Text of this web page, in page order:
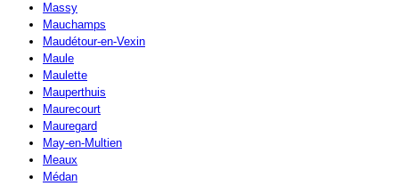
Massy
Mauchamps
Maudétour-en-Vexin
Maule
Maulette
Mauperthuis
Maurecourt
Mauregard
May-en-Multien
Meaux
Médan